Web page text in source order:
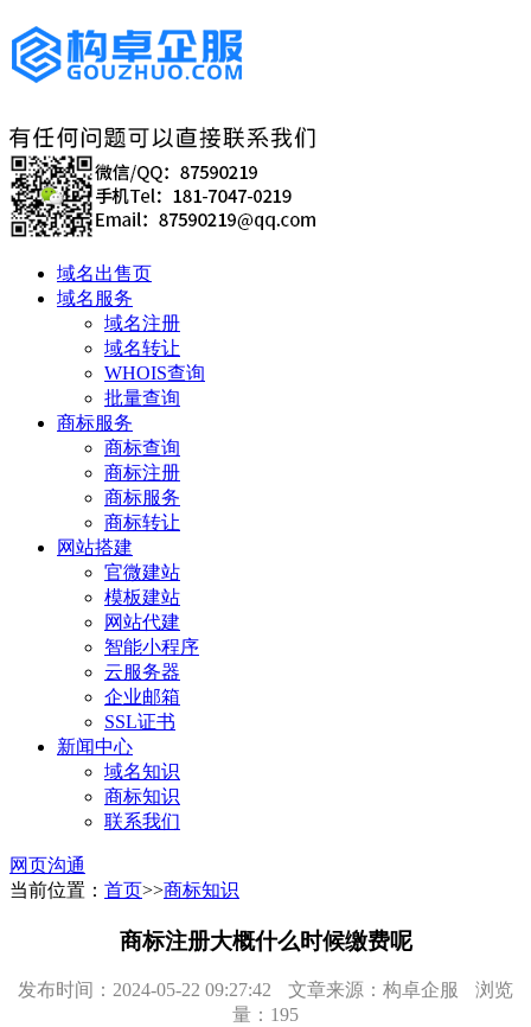
域名出售页
域名服务
域名注册
域名转让
WHOIS查询
批量查询
商标服务
商标查询
商标注册
商标服务
商标转让
网站搭建
官微建站
模板建站
网站代建
智能小程序
云服务器
企业邮箱
SSL证书
新闻中心
域名知识
商标知识
联系我们
网页沟通
当前位置： 首页>>商标知识
商标注册大概什么时候缴费呢
发布时间：2024-05-22 09:27:42 文章来源：构卓企服
浏览
量：195